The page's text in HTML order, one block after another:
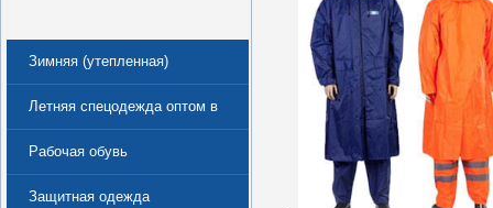
Зимняя (утепленная)
спецодежда
Летняя спецодежда оптом в
Екатеринбурге
Рабочая обувь
Защитная одежда